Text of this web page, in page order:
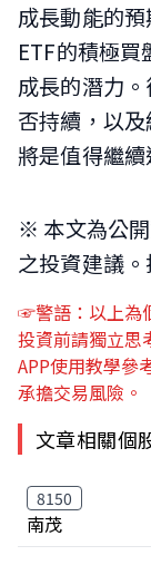
成長動能的
ETF的積極
成長的潛力
否持續，以
將是值得繼續
※ 本文為公
之投資建議
☞警語：以上為
投資前請獨立思
APP使用教學參
承擔交易風險。
文章相關個
8150
南茂